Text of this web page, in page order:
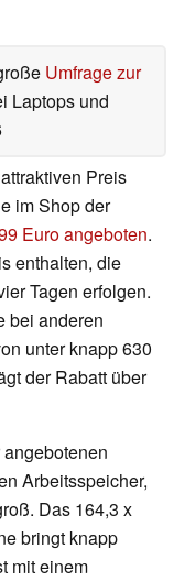
Umfrage zur
Laptops und
Preis
im Shop der
Euro angeboten.
enthalten, die
Tagen erfolgen.
bei anderen
unter knapp 630
der Rabatt über
Arbeitsspeicher,
Das 164,3 x
bringt knapp
mit einem